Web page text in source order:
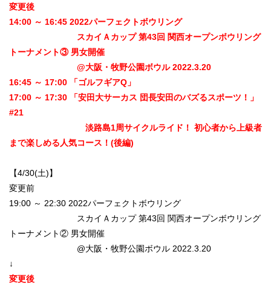
変更後
14:00 ～ 16:45 2022パーフェクトボウリング
スカイＡカップ 第43回 関西オープンボウリング
トーナメント③ 男女開催
@大阪・牧野公園ボウル 2022.3.20
16:45 ～ 17:00 「ゴルフギアQ」
17:00 ～ 17:30 「安田大サーカス 団長安田のバズるスポーツ！」
#21
淡路島1周サイクルライド！ 初心者から上級者
まで楽しめる人気コース！(後編)
【4/30(土)】
変更前
19:00 ～ 22:30 2022パーフェクトボウリング
スカイＡカップ 第43回 関西オープンボウリング
トーナメント② 男女開催
@大阪・牧野公園ボウル 2022.3.20
↓
変更後